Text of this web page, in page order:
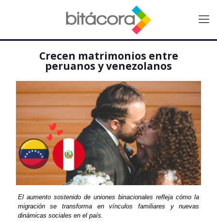
Crecen matrimonios entre
peruanos y venezolanos
El aumento sostenido de uniones binacionales refleja cómo la
migración se transforma en vínculos familiares y nuevas
dinámicas sociales en el país.